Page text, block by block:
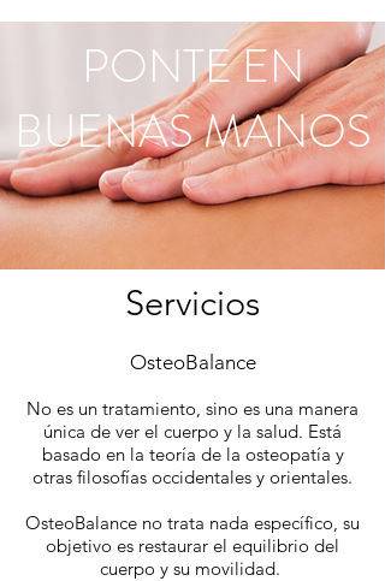
PONTE EN
BUENAS MANOS
Servicios
OsteoBalance
No es un tratamiento, sino es una manera
única de ver el cuerpo y la salud. Está
basado en la teoría de la osteopatía y
otras filosofías occidentales y orientales.
OsteoBalance no trata nada específico, su
objetivo es restaurar el equilibrio del
cuerpo y su movilidad.